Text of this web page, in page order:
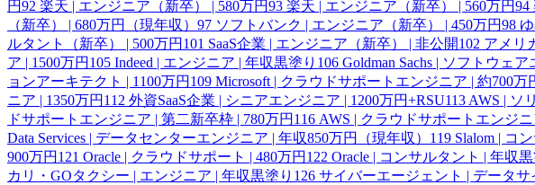
円92 楽天 | エンジニア（新卒） | 580万円93 楽天 | エンジニア（新卒） | 560万円94
（新卒） | 680万円（現年収） 97 ソフトバンク | エンジニア（新卒） | 450万円98
ルタント（新卒） | 500万円 101 SaaS企業 | エンジニア（新卒） | 非公開102 アメリ
ア | 1500万円 105 Indeed | エンジニア | 年収黒塗り 106 Goldman Sachs | ソフトウェ
ョンアーキテクト | 1100万円 109 Microsoft | クラウドサポートエンジニア | 約700万
ニア | 1350万円 112 外資SaaS企業 | シニアエンジニア | 1200万円+RSU113 AWS | ソ
ドサポートエンジニア | 第二新卒枠 | 780万円 116 AWS | クラウドサポートエンジ
Data Services | データセンターエンジニア | 年収850万円（現年収） 119 Slalom | コ
900万円 121 Oracle | クラウドサポート | 480万円 122 Oracle | コンサルタント | 年収黒
カリ・GOタクシー | エンジニア | 年収黒塗り 126 サイバーエージェント | データサ